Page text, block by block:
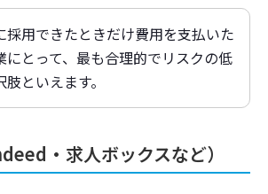
採用できたときだけ費用を支払いた
にとって、最も合理的でリスクの低
肢といえます。
・求人ボックスなど）